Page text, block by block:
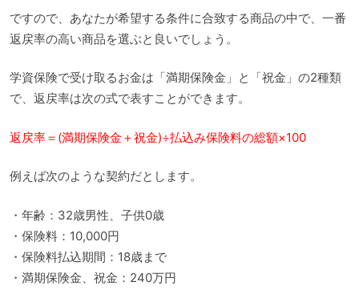
ですので、あなたが希望する条件に合致する商品の中で、一番
返戻率の高い商品を選ぶと良いでしょう。
学資保険で受け取るお金は「満期保険金」と「祝金」の2種類
で、返戻率は次の式で表すことができます。
返戻率＝(満期保険金＋祝金)÷払込み保険料の総額×100
例えば次のような契約だとします。
・年齢：32歳男性、子供0歳
・保険料：10,000円
・保険料払込期間：18歳まで
・満期保険金、祝金：240万円